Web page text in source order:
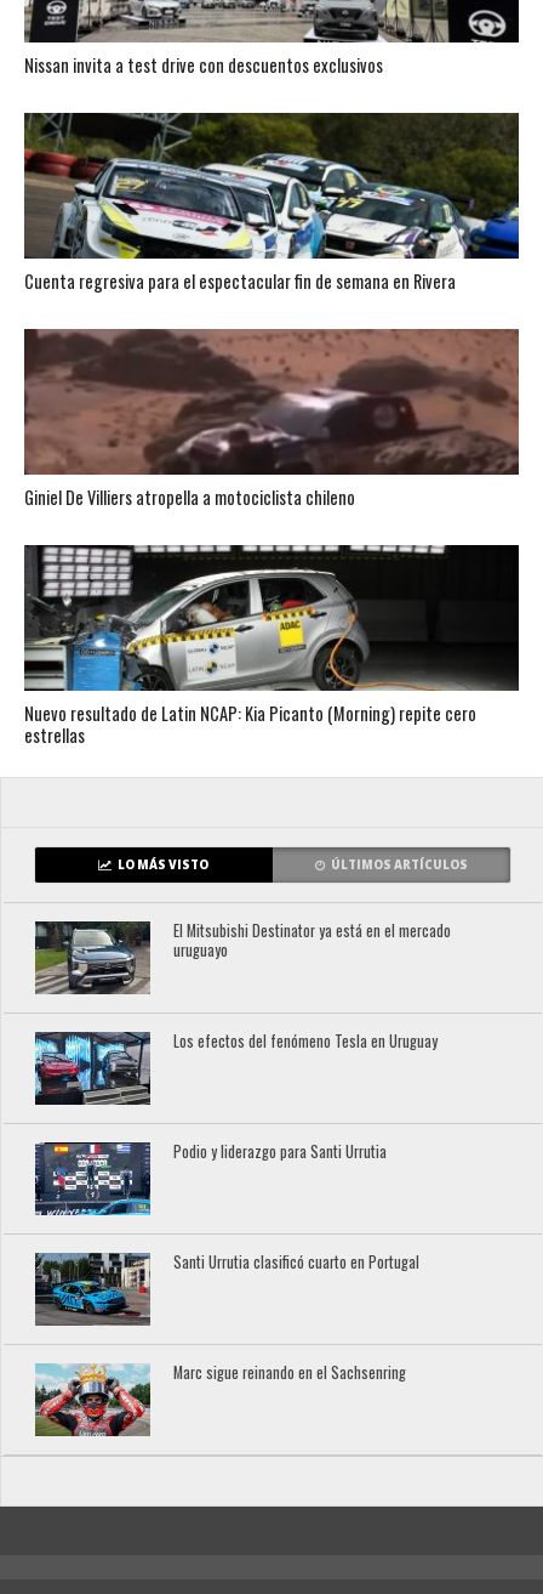
Nissan invita a test drive con descuentos exclusivos
Cuenta regresiva para el espectacular fin de semana en Rivera
Giniel De Villiers atropella a motociclista chileno
Nuevo resultado de Latin NCAP: Kia Picanto (Morning) repite cero
estrellas
LO MÁS VISTO ÚLTIMOS ARTÍCULOS
El Mitsubishi Destinator ya está en el mercado
uruguayo
Los efectos del fenómeno Tesla en Uruguay
Podio y liderazgo para Santi Urrutia
Santi Urrutia clasificó cuarto en Portugal
Marc sigue reinando en el Sachsenring